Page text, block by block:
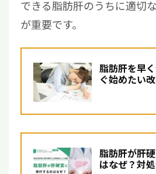
できる脂肪肝のうちに適切
が重要です。
脂肪肝を早
ぐ始めたい
脂肪肝が肝
はなぜ？対